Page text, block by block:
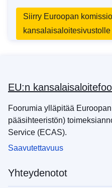
Siirry Euroopan
kansalaisaloitesivustolle
EU:n
Foorumia ylläpitää
pääsihteeristön)
Service (ECAS).
Saavutettavuus
Yhteydenotot